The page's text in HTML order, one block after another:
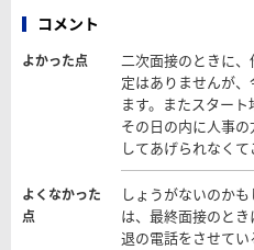
コメント
よかった点
二次面接のときに
定はありませんが
ます。またスタート
その日の内に人事
してあげられなく
よくなかった
点
しょうがないのか
は、最終面接のと
退の電話をさせてい